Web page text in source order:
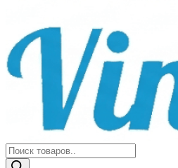
Поиск
товаров